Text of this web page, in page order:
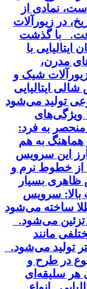
نمادی از
در زیورآلات
با گذشت
با
مدرن،
شیک و
ایتالیایی
تولید می‌شود
ویژگی‌های
به فرد:
به هم
این سرویس
از خطوط نرم و
بسیار
بالا: سرویس
طلا ساخته می‌شود
تزئین می‌شود.
مانند
تولید می‌شود.
در طرح و
هر سلیقه‌ای